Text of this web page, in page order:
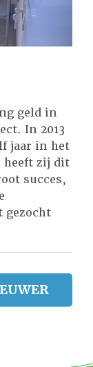
geld in
In 2013
jaar in het
heeft zij dit
succes,
gezocht